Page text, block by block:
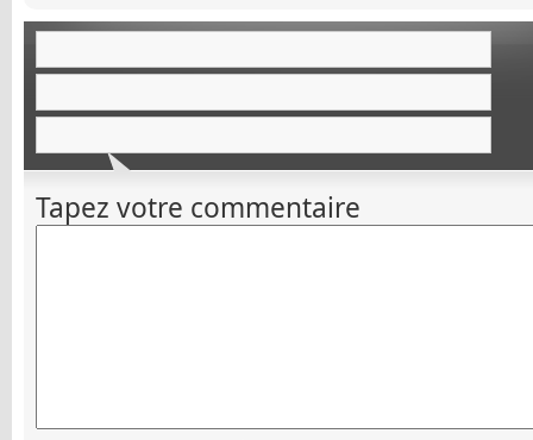
Tapez votre commentaire